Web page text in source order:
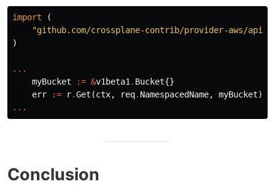
import
(
"github.com/crossplane-contrib/provider-aws/apis/
)
...
myBucket
:= &v1beta1 . Bucket{}
err
:= r.Get (ctx, req. NamespacedName, myBucket)
...
Conclusion